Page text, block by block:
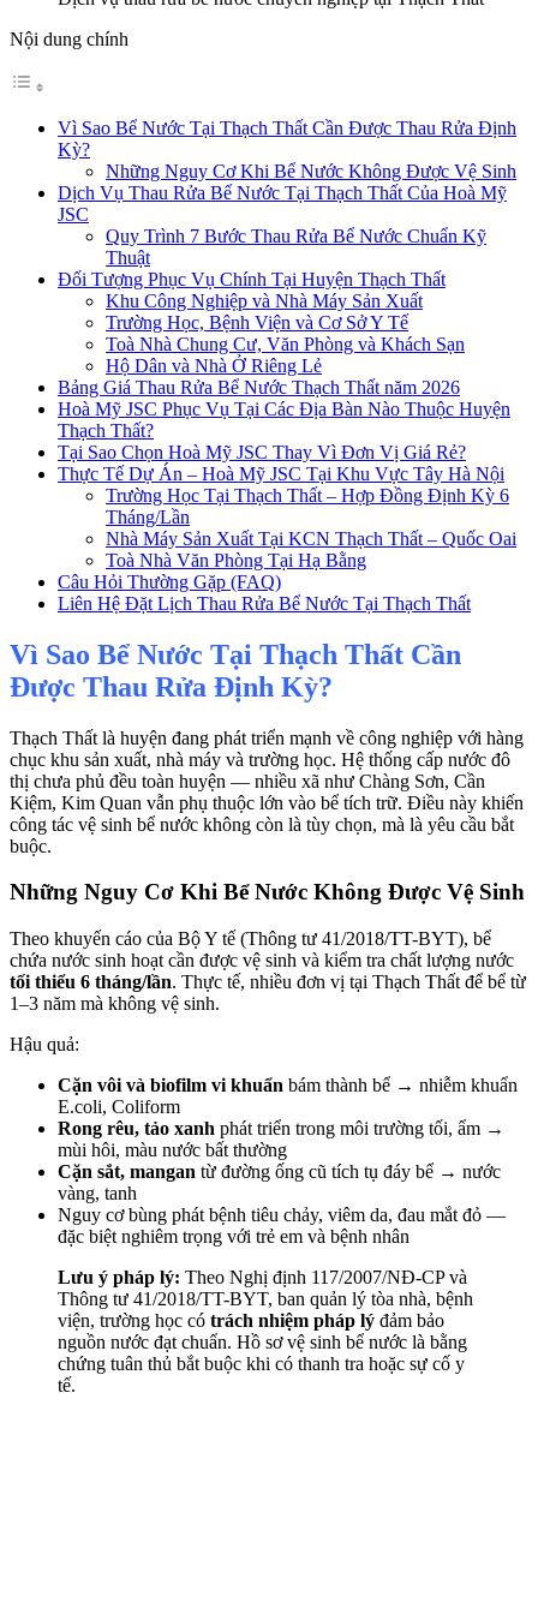
Nội dung chính
Vì Sao Bể Nước Tại Thạch Thất Cần Được Thau Rửa Định
Kỳ?
Những Nguy Cơ Khi Bể Nước Không Được Vệ Sinh
Dịch Vụ Thau Rửa Bể Nước Tại Thạch Thất Của Hoà Mỹ
JSC
Quy Trình 7 Bước Thau Rửa Bể Nước Chuẩn Kỹ
Thuật
Đối Tượng Phục Vụ Chính Tại Huyện Thạch Thất
Khu Công Nghiệp và Nhà Máy Sản Xuất
Trường Học, Bệnh Viện và Cơ Sở Y Tế
Toà Nhà Chung Cư, Văn Phòng và Khách Sạn
Hộ Dân và Nhà Ở Riêng Lẻ
Bảng Giá Thau Rửa Bể Nước Thạch Thất năm 2026
Hoà Mỹ JSC Phục Vụ Tại Các Địa Bàn Nào Thuộc Huyện
Thạch Thất?
Tại Sao Chọn Hoà Mỹ JSC Thay Vì Đơn Vị Giá Rẻ?
Thực Tế Dự Án – Hoà Mỹ JSC Tại Khu Vực Tây Hà Nội
Trường Học Tại Thạch Thất – Hợp Đồng Định Kỳ 6
Tháng/Lần
Nhà Máy Sản Xuất Tại KCN Thạch Thất – Quốc Oai
Toà Nhà Văn Phòng Tại Hạ Bằng
Câu Hỏi Thường Gặp (FAQ)
Liên Hệ Đặt Lịch Thau Rửa Bể Nước Tại Thạch Thất
Vì Sao Bể Nước Tại Thạch Thất Cần
Được Thau Rửa Định Kỳ?
Thạch Thất là huyện đang phát triển mạnh về công nghiệp với hàng
chục khu sản xuất, nhà máy và trường học. Hệ thống cấp nước đô
thị chưa phủ đều toàn huyện — nhiều xã như Chàng Sơn, Cần
Kiệm, Kim Quan vẫn phụ thuộc lớn vào bể tích trữ. Điều này khiến
công tác vệ sinh bể nước không còn là tùy chọn, mà là yêu cầu bắt
buộc.
Những Nguy Cơ Khi Bể Nước Không Được Vệ Sinh
Theo khuyến cáo của Bộ Y tế (Thông tư 41/2018/TT-BYT), bể
chứa nước sinh hoạt cần được vệ sinh và kiểm tra chất lượng nước
tối thiểu 6 tháng/lần. Thực tế, nhiều đơn vị tại Thạch Thất để bể từ
1–3 năm mà không vệ sinh.
Hậu quả:
Cặn vôi và biofilm vi khuẩn bám thành bể → nhiễm khuẩn
E.coli, Coliform
Rong rêu, tảo xanh phát triển trong môi trường tối, ẩm →
mùi hôi, màu nước bất thường
Cặn sắt, mangan từ đường ống cũ tích tụ đáy bể → nước
vàng, tanh
Nguy cơ bùng phát bệnh tiêu chảy, viêm da, đau mắt đỏ —
đặc biệt nghiêm trọng với trẻ em và bệnh nhân
Lưu ý pháp lý: Theo Nghị định 117/2007/NĐ-CP và
Thông tư 41/2018/TT-BYT, ban quản lý tòa nhà, bệnh
viện, trường học có trách nhiệm pháp lý đảm bảo
nguồn nước đạt chuẩn. Hồ sơ vệ sinh bể nước là bằng
chứng tuân thủ bắt buộc khi có thanh tra hoặc sự cố y
tế.